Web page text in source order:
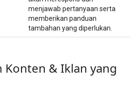
menjawab pertanyaan serta
memberikan panduan
tambahan yang diperlukan.
Konten & Iklan yang